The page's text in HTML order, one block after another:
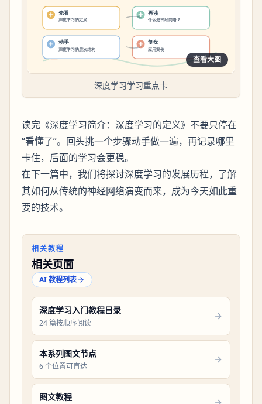
查看大图
深度学习学习重点卡
读完《深度学习简介：深度学习的定义》不要只停在
“看懂了”。回头挑一个步骤动手做一遍，再记录哪里
卡住，后面的学习会更稳。
在下一篇中，我们将探讨深度学习的发展历程，了解
其如何从传统的神经网络演变而来，成为今天如此重
要的技术。
相关教程
相关页面
AI 教程列表
深度学习入门教程目录
24 篇按顺序阅读
本系列图文节点
6 个位置可直达
图文教程